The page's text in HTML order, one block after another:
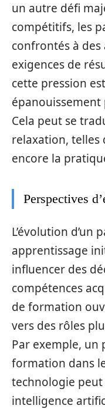
un autre défi
compétitifs, les
confrontés à des
exigences de
cette pression
Cela peut se
relaxation, telles
encore la
Perspectives
L’évolution d’un
apprentissage
influencer des
compétences
de formation
vers des rôles
Par exemple, un
formation dans
technologie
intelligence